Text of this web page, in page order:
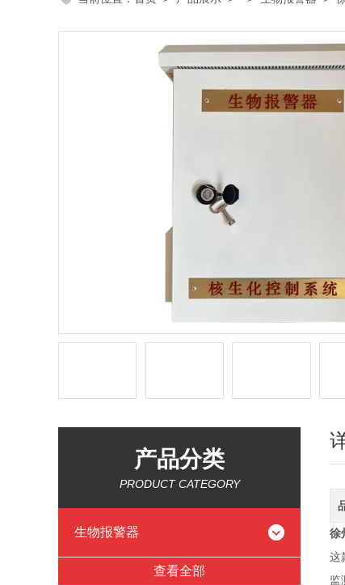
产品分类
PRODUCT CATEGORY
生物报警器
查看全部
徐
这
监